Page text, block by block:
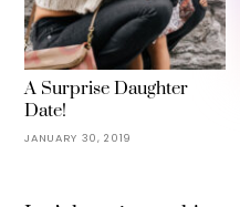
A Surprise Daughter
Date!
JANUARY 30, 2019